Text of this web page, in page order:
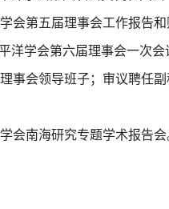
会第五届理事会工作报告
洋学会第六届理事会一次会
事会领导班子；审议聘任副
会南海研究专题学术报告会